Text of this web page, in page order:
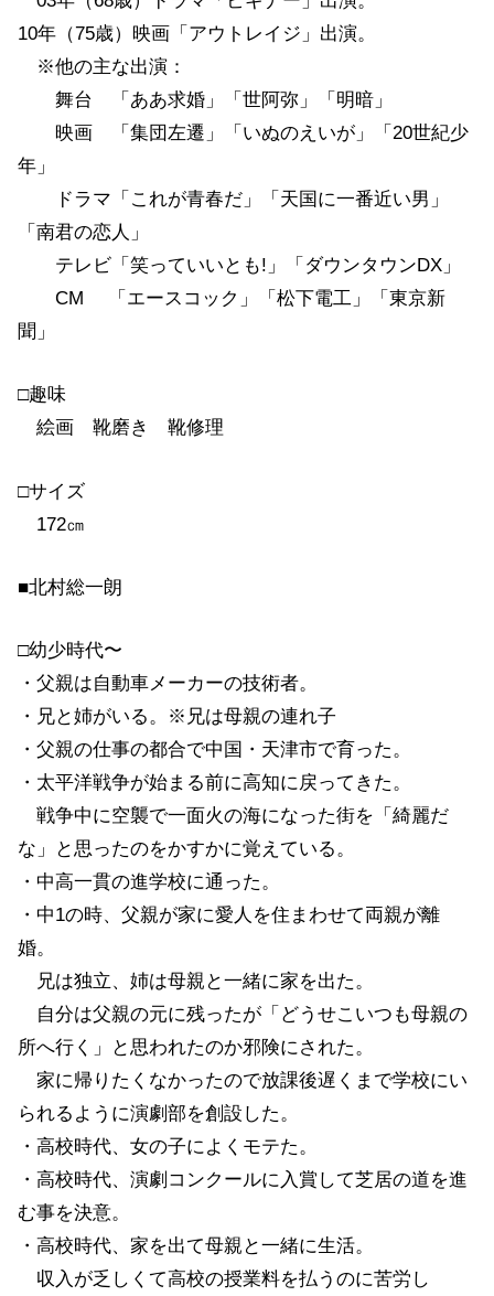
10年（75歳）映画「アウトレイジ」出演。
※他の主な出演：
舞台 「ああ求婚」「世阿弥」「明暗」
映画 「集団左遷」「いぬのえいが」「20世紀少
年」
ドラマ「これが青春だ」「天国に一番近い男」
「南君の恋人」
テレビ「笑っていいとも!」「ダウンタウンDX」
CM 「エースコック」「松下電工」「東京新
聞」
□趣味
絵画 靴磨き 靴修理
□サイズ
172㎝
■北村総一朗
□幼少時代〜
・父親は自動車メーカーの技術者。
・兄と姉がいる。※兄は母親の連れ子
・父親の仕事の都合で中国・天津市で育った。
・太平洋戦争が始まる前に高知に戻ってきた。
戦争中に空襲で一面火の海になった街を「綺麗だ
な」と思ったのをかすかに覚えている。
・中高一貫の進学校に通った。
・中1の時、父親が家に愛人を住まわせて両親が離
婚。
兄は独立、姉は母親と一緒に家を出た。
自分は父親の元に残ったが「どうせこいつも母親の
所へ行く」と思われたのか邪険にされた。
家に帰りたくなかったので放課後遅くまで学校にい
られるように演劇部を創設した。
・高校時代、女の子によくモテた。
・高校時代、演劇コンクールに入賞して芝居の道を進
む事を決意。
・高校時代、家を出て母親と一緒に生活。
収入が乏しくて高校の授業料を払うのに苦労し